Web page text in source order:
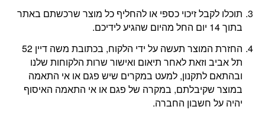
תוכלו לקבל זיכוי כספי או להחליף כל מוצר שרכשתם באתר
בתוך 14 יום החל מהיום שהגיע לידיכם.
החזרת המוצר תעשה על ידי הלקוח, בכתובת משה דיין 52
תל אביב וזאת לאחר תיאום ואישור שרות הלקוחות שלנו
ובהתאם לתקנון, למעט במקרים שיש פגם או אי התאמה
במוצר שקיבלתם, במקרה של פגם או אי התאמה האיסוף
יהיה על חשבון החברה.